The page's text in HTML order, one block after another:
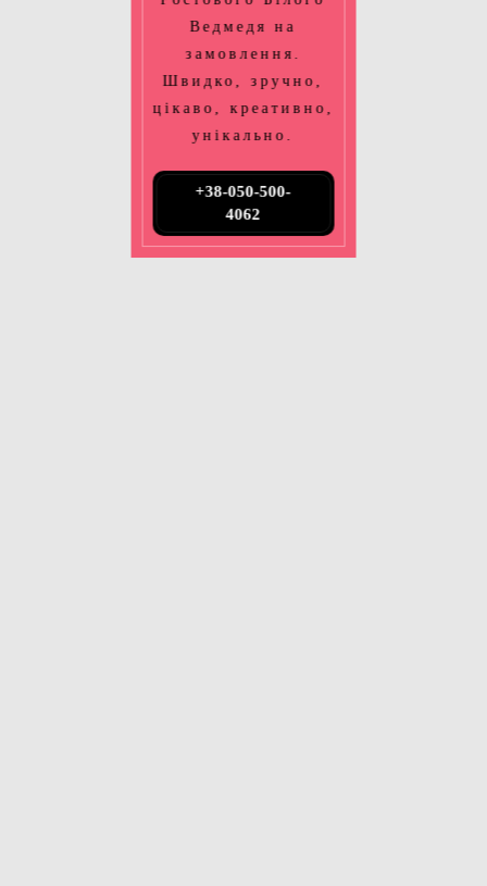
Ведмедя на
замовлення.
Швидко, зручно,
цікаво, креативно,
унікально.
+38-050-500-
4062